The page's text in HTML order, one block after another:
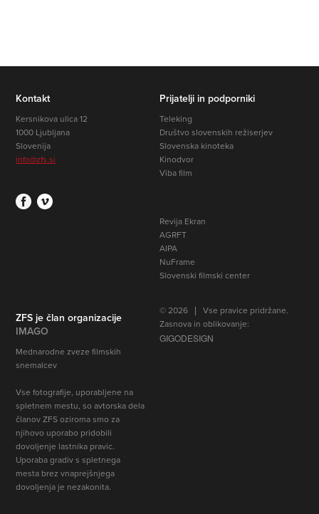
Kontakt
Kersnikova ulica 12
1000 Ljubljana
Slovenija
info@zfs.si
Prijatelji in podporniki
Teleking
Društvo slovenskih režiserjev
Slovenska kinoteka
Kinodvor
Viba film
Revija Ekran
AGRFT
AIPA
NuFrame
Slovenski filmski center
ZFS je član organizacije
IMAGO
Mednarodne zveze filmskih
snemalcev
Vse fotografije, uporabljene na
spletnem mestu, so avtorska dela
članov ZFS oziroma smo za
njihovo uporabo pridobili
dovoljenje lastnika pravic
Uporaba gradiv s spletnega
mesta brez vnaprejšnjega
dovoljenja je nezakonita.
© 2026 | Vse pravice pridržane.
Zasnova in oblikovanje:
GIGODESIGN